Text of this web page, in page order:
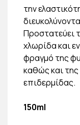
την
Προστατεύει
χλωρίδα και
φραγμό της
καθώς και
επιδερμίδας.
150ml